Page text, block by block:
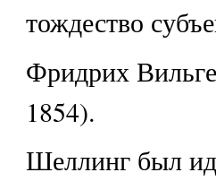
тождество
Фридрих
1854).
Шеллинг был